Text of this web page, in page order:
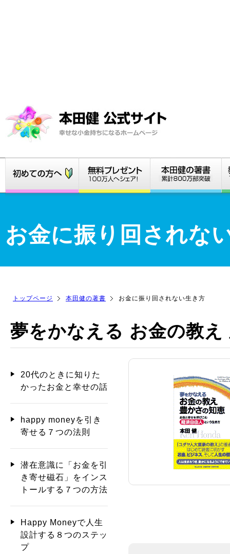
お金に振り回されな
トップページ 本田健の著書 お金に振り回されない生き方
夢をかなえる お金の教え
20代のときに知りた
かったお金と幸せの話
happy moneyを引き
寄せる７つの法則
潜在意識に「お金を引
き寄せ磁石」をインス
トールする７つの方法
Happy Moneyで人生
設計する８つのステッ
プ